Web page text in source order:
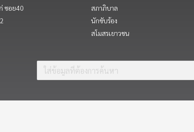
ซอย40
สภาภิบาล
นักขับร้อง
สโมสรเยาวชน